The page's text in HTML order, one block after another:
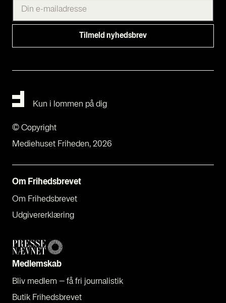
Om Fri­heds­bre­vet
Om Fri­heds­bre­vet
Udgi­ve­rer­klæ­ring
Med­lem­skab
Bliv med­lem – få fri jour­na­li­stik
Butik Fri­heds­bre­vet
Kun i lommen på dig
Mediehuset Friheden, 2026
© Copyright